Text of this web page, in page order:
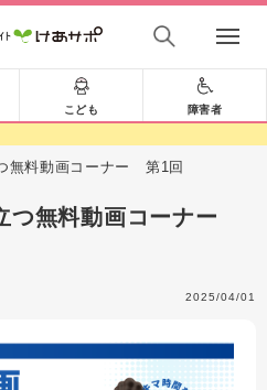
こども 障害者
無料動画コーナー 第1回
つ無料動画コーナー
2025/04/01